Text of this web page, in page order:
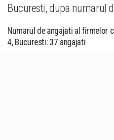
Bucuresti, dupa numarul
Numarul de angajati al firmelor
4, Bucuresti: 37 angajati